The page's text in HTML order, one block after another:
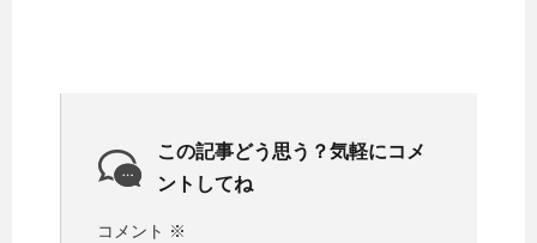
この記事どう思う？気軽にコメ
ントしてね
コメント ※